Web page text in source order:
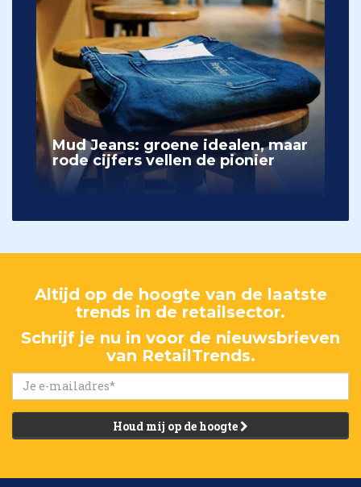
Mud Jeans: groene idealen, maar
rode cijfers vellen de pionier
Altijd op de hoogte van de laatste
trends in de retailsector.
Schrijf je nu in voor de nieuwsbrieven
van RetailTrends.
Houd mij op de hoogte